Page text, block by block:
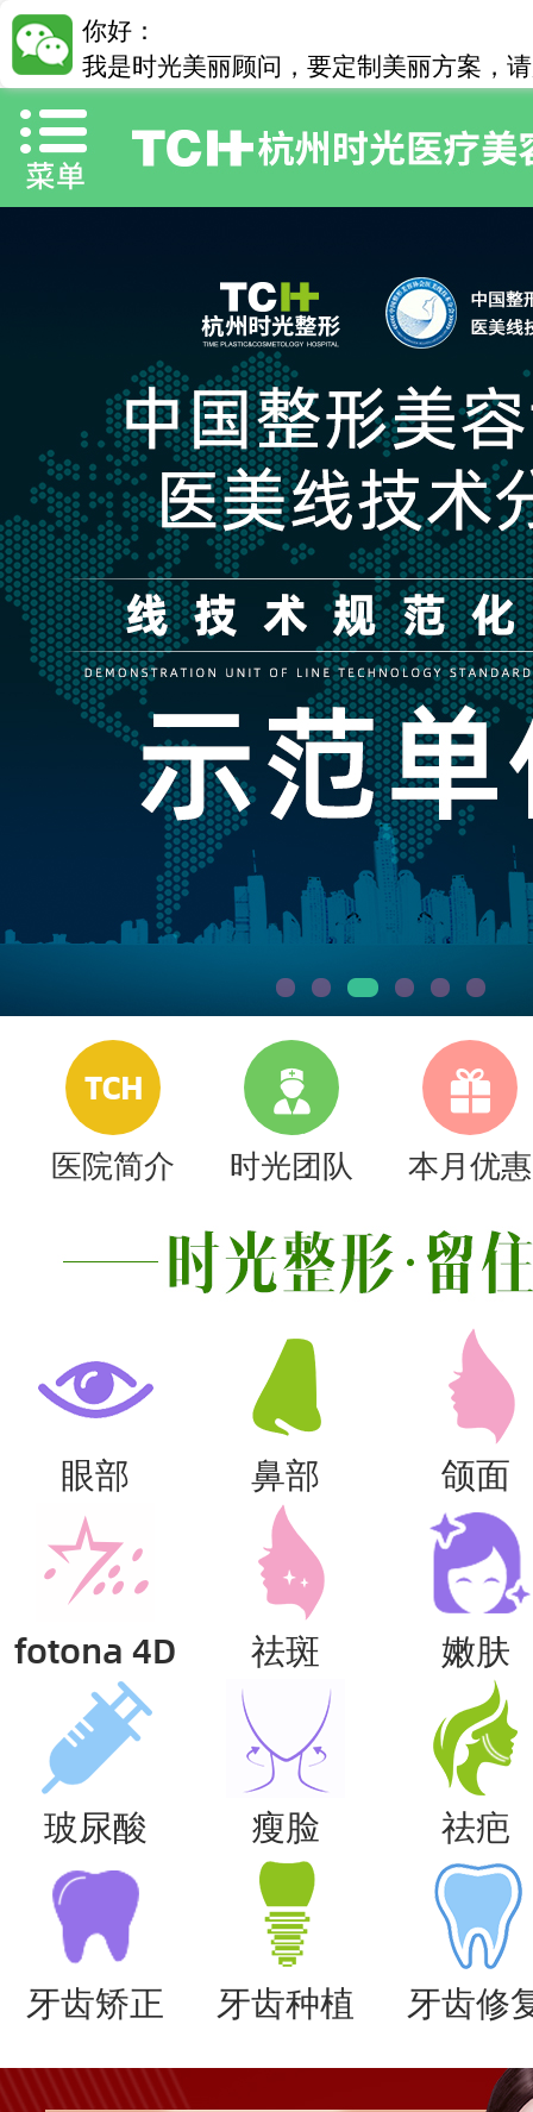
TCH
医院简介
时光团队 本月优惠
眼部 鼻部 颌面
fotona 4D 祛斑 嫩肤
玻尿酸 瘦脸 祛疤
牙齿矫正 牙齿种植 牙齿修
你好：
我是时光美丽顾问，要定制美丽方案，